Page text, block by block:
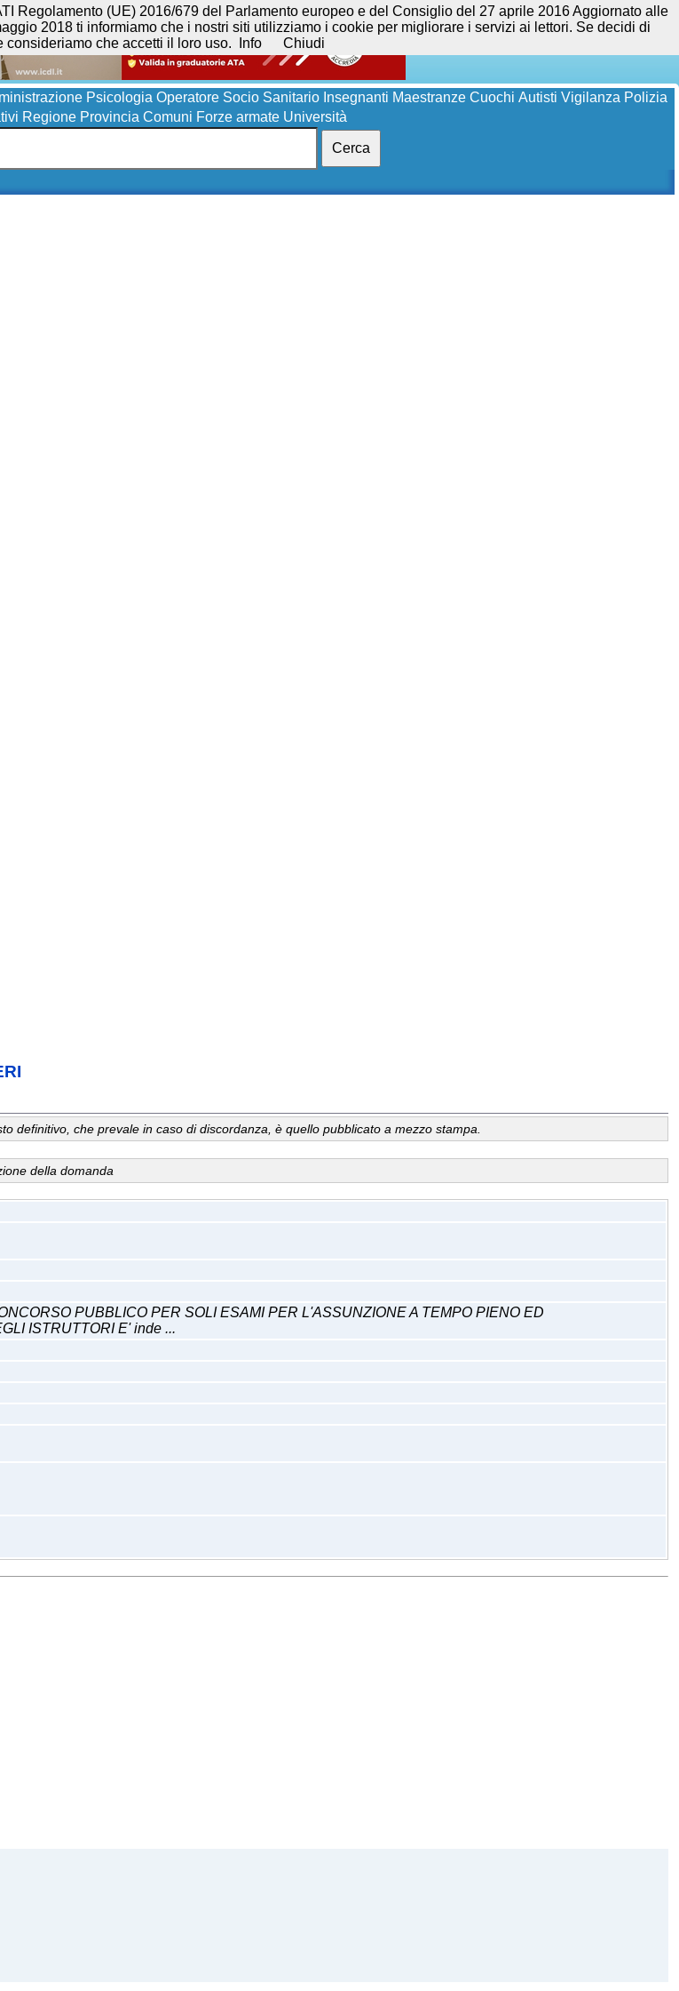
Psicologia Operatore Socio Sanitario Insegnanti Maestranze Cuochi Autisti Vigilanza Polizia
Regione Provincia Comuni Forze armate Università
Cerca
definitivo, che prevale in caso di discordanza, è quello pubblicato a mezzo stampa.
della domanda
PUBBLICO PER SOLI ESAMI PER L'ASSUNZIONE A TEMPO PIENO ED
ISTRUTTORI E' inde ...
Regolamento (UE) 2016/679 del Parlamento europeo e del Consiglio del 27 aprile 2016 Aggiornato alle
2018 ti informiamo che i nostri siti utilizziamo i cookie per migliorare i servizi ai lettori. Se decidi di
che accetti il loro uso.
Info Chiudi